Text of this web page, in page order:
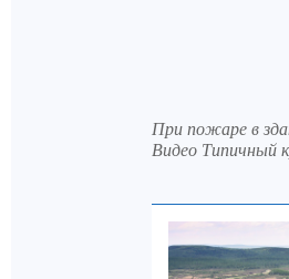
При пожаре в
Видео Типичный